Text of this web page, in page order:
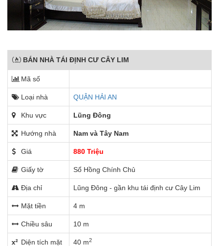
BÁN NHÀ TÁI ĐỊNH CƯ CÂY LIM
Mã số
Loại nhà QUẬN HẢI AN
Khu vực Lũng Đông
Hướng nhà Nam và Tây Nam
Giá 880 Triệu
Giấy tờ Sổ Hồng Chính Chủ
Địa chỉ Lũng Đông - gần khu tái định cư Cây Lim
Mặt tiền 4 m
Chiều sâu 10 m
Diện tích mặt
40 m2